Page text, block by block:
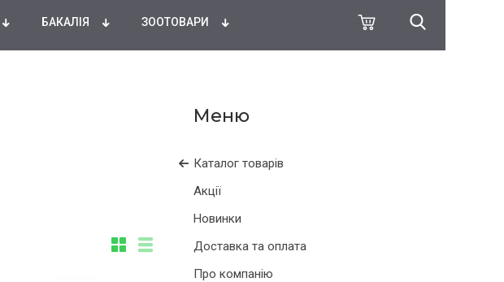
БАКАЛІЯ ЗООТОВАРИ
Каталог товарів
Акції
Новинки
Доставка та оплата
Про компанію